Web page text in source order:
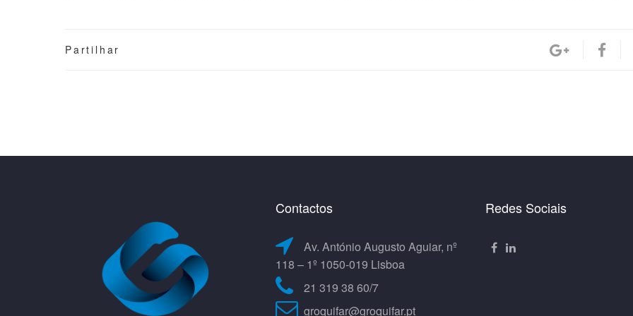
Partilhar
Contactos
Av. António Augusto Aguiar, nº
118 – 1º 1050-019 Lisboa
21 319 38 60/7
groquifar@groquifar.pt
Redes Sociais